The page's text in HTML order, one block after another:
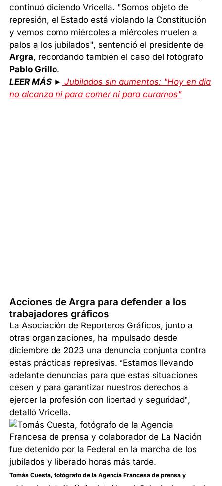
continuó diciendo Vricella. "Somos objeto de
represión, el Estado está violando la Constitución
y vemos como miércoles a miércoles muelen a
palos a los jubilados", sentenció el presidente de
Argra, recordando también el caso del fotógrafo
Pablo Grillo.
LEER MÁS ► Jubilados sin aumentos: "Hoy en día
no alcanza ni para comer ni para curarnos"
Acciones de Argra para defender a los
trabajadores gráficos
La Asociación de Reporteros Gráficos, junto a
otras organizaciones, ha impulsado desde
diciembre de 2023 una denuncia conjunta contra
estas prácticas represivas. “Estamos llevando
adelante denuncias para que estas situaciones
cesen y para garantizar nuestros derechos a
ejercer la profesión con libertad y seguridad”,
detalló Vricella.
Tomás Cuesta, fotógrafo de la Agencia Francesa de prensa y